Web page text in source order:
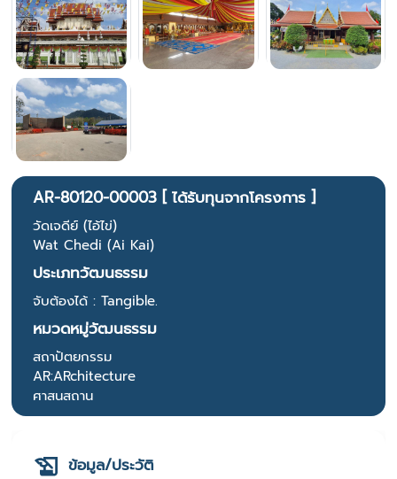
AR-80120-00003 [ ได้รับทุนจากโครงการ ]
วัดเจดีย์ (ไอ้ไข่)
Wat Chedi (Ai Kai)
ประเภทวัฒนธรรม
จับต้องได้ : Tangible.
หมวดหมู่วัฒนธรรม
สถาปัตยกรรม
AR:ARchitecture
ศาสนสถาน
ข้อมูล/ประวัติ